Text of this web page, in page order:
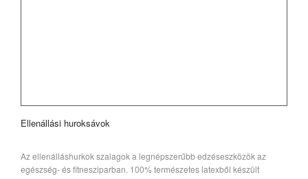
Ellenállási huroksávok
Az ellenálláshurkok szalagok a legnépszerűbb edzéseszközök az
egészség- és fitnesziparban. 100% természetes latexből készült